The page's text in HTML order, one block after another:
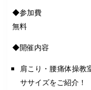
◆参加費
無料
◆開催内容
肩こり・腰痛体操教
ササイズをご紹介！